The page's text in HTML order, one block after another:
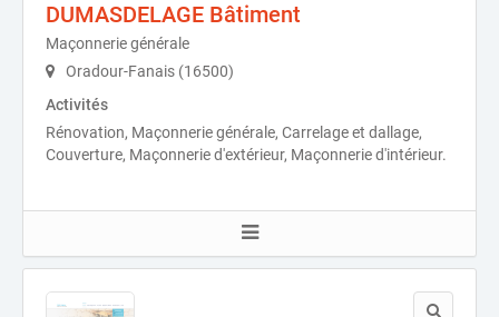
DUMASDELAGE Bâtiment
Maçonnerie générale
Oradour-Fanais (16500)
Activités
Rénovation, Maçonnerie générale, Carrelage et dallage,
Couverture, Maçonnerie d'extérieur, Maçonnerie d'intérieur.